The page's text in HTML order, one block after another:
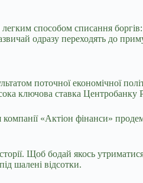
способом списання
одразу переходять до
поточної економічної
ключова ставка
«Актіон фінанси»
Щоб бодай якось
шалені відсотки.